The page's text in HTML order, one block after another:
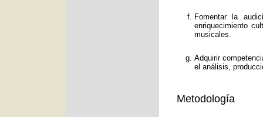
Fomentar la
enriquecimiento
musicales.
Adquirir
el análisis,
Metodología